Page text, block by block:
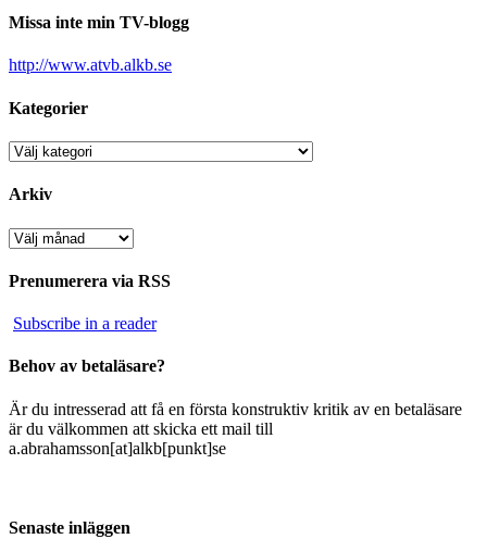
Missa inte min TV-blogg
http://www.atvb.alkb.se
Kategorier
Kategorier
Arkiv
Arkiv
Prenumerera via RSS
Subscribe in a reader
Behov av betaläsare?
Är du intresserad att få en första konstruktiv kritik av en betaläsare
är du välkommen att skicka ett mail till
a.abrahamsson[at]alkb[punkt]se
Senaste inläggen